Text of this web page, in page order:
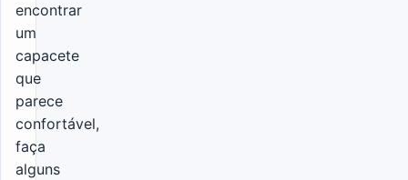
encontrar
um
capacete
que
parece
confortável,
faça
alguns